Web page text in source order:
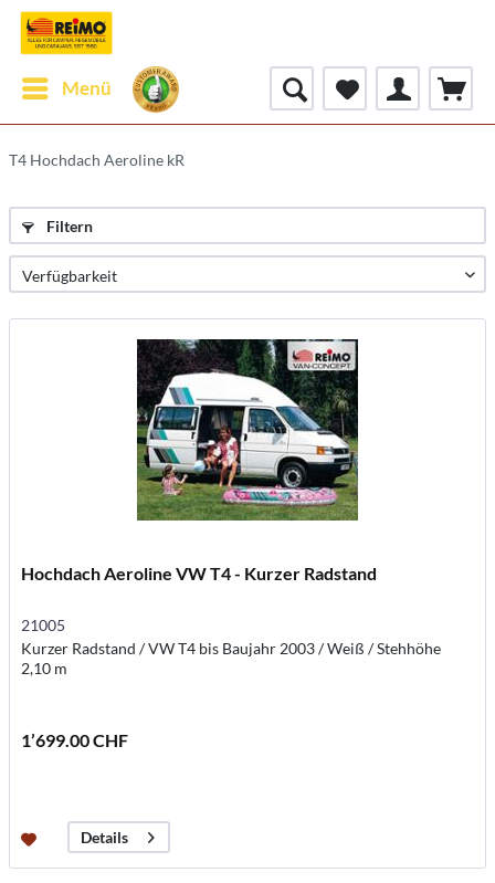
Menü
T4 Hochdach Aeroline kR
Filtern
Hochdach Aeroline VW T4 - Kurzer Radstand
21005
Kurzer Radstand / VW T4 bis Baujahr 2003 / Weiß / Stehhöhe
2,10 m
1’699.00 CHF
Details